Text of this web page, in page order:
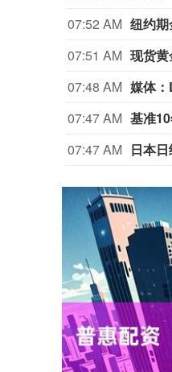
07:52 AM 纽约期
07:51 AM 现货黄
07:48 AM 媒体
07:47 AM 基准
07:47 AM 日本